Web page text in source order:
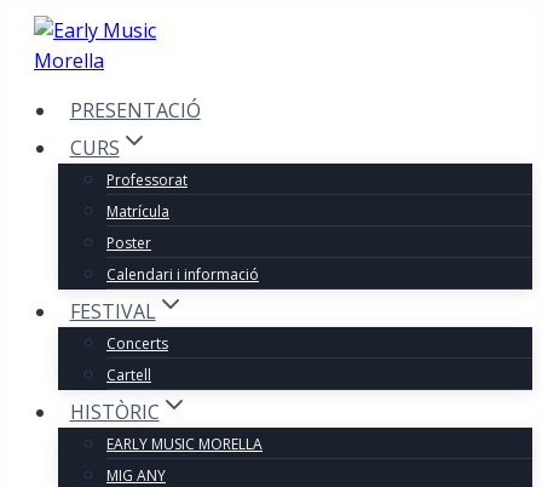
Vés
PRESENTACIÓ
CURS
Professorat
Matrícula
Poster
Calendari i informació
FESTIVAL
Concerts
Cartell
HISTÒRIC
EARLY MUSIC MORELLA
MIG ANY